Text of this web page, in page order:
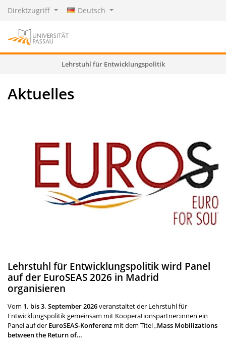
Direktzugriff Deutsch
Lehrstuhl für Entwicklungspolitik
Aktuelles
Lehrstuhl für Entwicklungspolitik wird Panel
auf der EuroSEAS 2026 in Madrid
organisieren
Vom 1. bis 3. September 2026veranstaltet der Lehrstuhl für
Entwicklungspolitik gemeinsam mit Kooperationspartner:innen ein
Panel auf der EuroSEAS-Konferenz mit dem Titel „Mass Mobilizations
between the Return of…